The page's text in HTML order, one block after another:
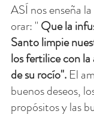
ASÍ nos enseña
orar: " Que la
Santo limpie
los fertilice con
de su rocío". El
buenos deseos,
propósitos y las